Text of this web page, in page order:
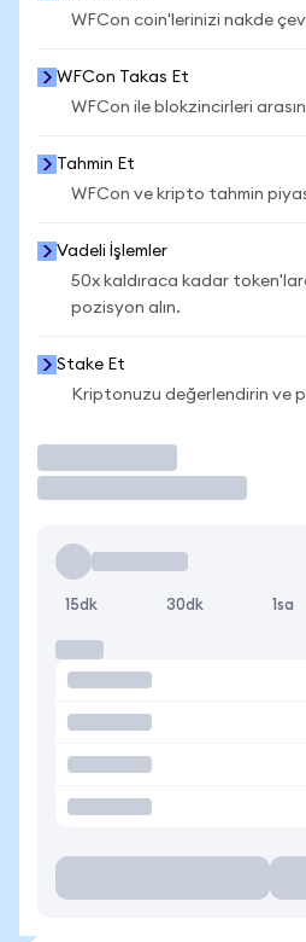
WFCon coin'lerinizi nakde
WFCon Takas Et
WFCon ile blokzincirleri
Tahmin Et
WFCon ve kripto tahmin
Vadeli İşlemler
50x kaldıraca kadar
pozisyon alın.
Stake Et
Kriptonuzu değerlendirin ve
15dk 30dk 1sa